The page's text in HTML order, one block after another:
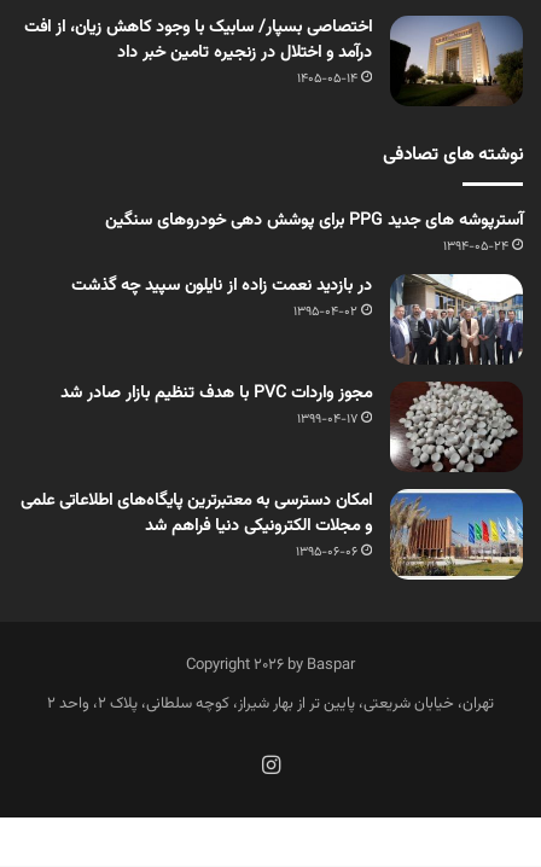
اختصاصی بسپار/ سابیک با وجود کاهش زیان، از افت
درآمد و اختلال در زنجیره تامین خبر داد
1405-05-14
نوشته های تصادفی
آسترپوشه های جدید PPG برای پوشش دهی خودروهای سنگین
1394-05-24
در بازدید نعمت زاده از نایلون سپید چه گذشت
1395-04-02
مجوز واردات PVC با هدف تنظیم بازار صادر شد
1399-04-17
امکان دسترسی به معتبرترین پایگاه‌های اطلاعاتی علمی
و مجلات الکترونیکی دنیا فراهم شد
1395-06-06
Copyright 2026 by Baspar
تهران، خیابان شریعتی، پایین تر از بهار شیراز، کوچه سلطانی، پلاک 2، واحد 2